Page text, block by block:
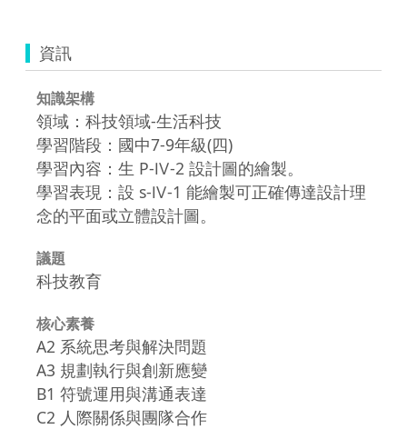
資訊
知識架構
領域：科技領域-生活科技
學習階段：國中7-9年級(四)
學習內容：生 P-Ⅳ-2 設計圖的繪製。
學習表現：設 s-Ⅳ-1 能繪製可正確傳達設計理
念的平面或立體設計圖。
議題
科技教育
核心素養
A2 系統思考與解決問題
A3 規劃執行與創新應變
B1 符號運用與溝通表達
C2 人際關係與團隊合作